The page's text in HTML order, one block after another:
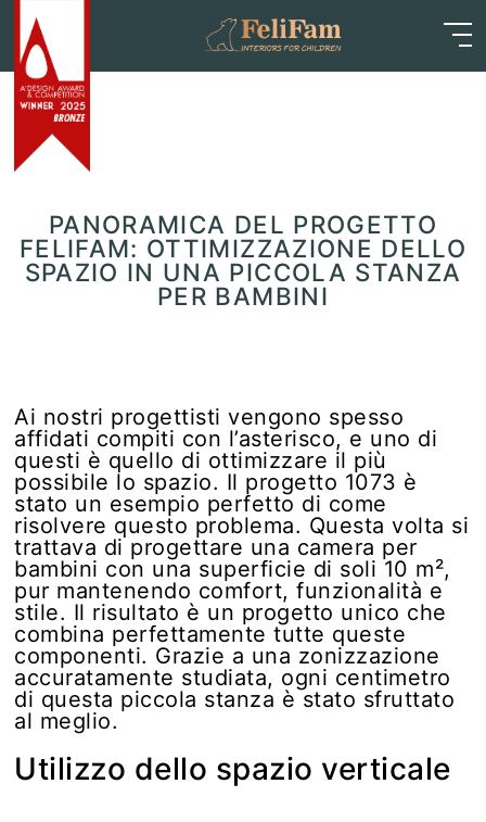
content
Home >Panoramica del progetto
FeliFam: ottimizzazione dello spazio in una piccola
stanza per bambini
PANORAMICA DEL PROGETTO
FELIFAM: OTTIMIZZAZIONE DELLO
SPAZIO IN UNA PICCOLA STANZA
PER BAMBINI
Ai nostri progettisti vengono spesso
affidati compiti con l’asterisco, e uno di
questi è quello di ottimizzare il più
possibile lo spazio. Il progetto 1073 è
stato un esempio perfetto di come
risolvere questo problema. Questa volta si
trattava di progettare una camera per
bambini con una superficie di soli 10 m²,
pur mantenendo comfort, funzionalità e
stile. Il risultato è un progetto unico che
combina perfettamente tutte queste
componenti. Grazie a una zonizzazione
accuratamente studiata, ogni centimetro
di questa piccola stanza è stato sfruttato
al meglio.
Utilizzo dello spazio verticale